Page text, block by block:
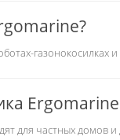
газонокосилках
для частных домов и